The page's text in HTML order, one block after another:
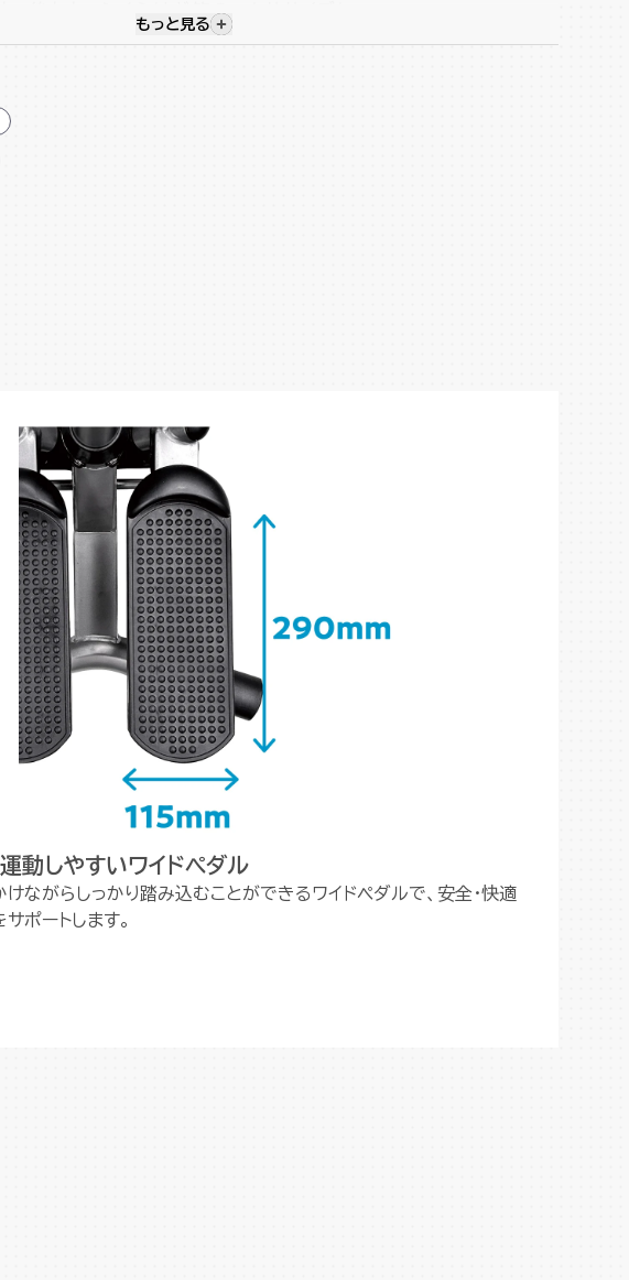
、後もも、ふくらはぎ等のエクササイズに
視覚的に非表示のコンテンツを表示する
もっと見る
動しやすいワイドペダル
ながらしっかり踏み込むことができるワイドペダルで、安全・快適
ポートします。